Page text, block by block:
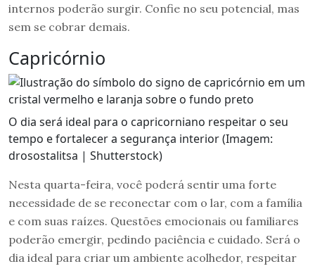
internos poderão surgir. Confie no seu potencial, mas
sem se cobrar demais.
Capricórnio
O dia será ideal para o capricorniano respeitar o seu
tempo e fortalecer a segurança interior (Imagem:
drosostalitsa | Shutterstock)
Nesta quarta-feira, você poderá sentir uma forte
necessidade de se reconectar com o lar, com a família
e com suas raízes. Questões emocionais ou familiares
poderão emergir, pedindo paciência e cuidado. Será o
dia ideal para criar um ambiente acolhedor, respeitar